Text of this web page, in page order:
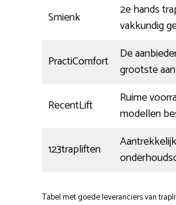
Smienk
2e hands
vakkundig
PractiComfort
De
grootste
RecentLift
Ruime
modellen
123trapliften
Tabel met goede leveranciers van